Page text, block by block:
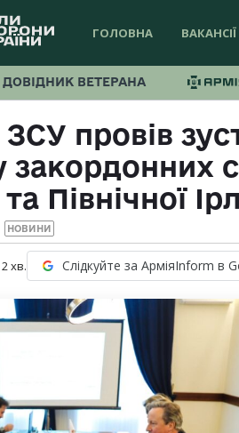
ГОЛОВНА ВАКАНСІЇ
ДОВІДНИК ВЕТЕРАНА
провів
Північної
НОВИНИ
2хв. Слідкуйте за АрміяInform в